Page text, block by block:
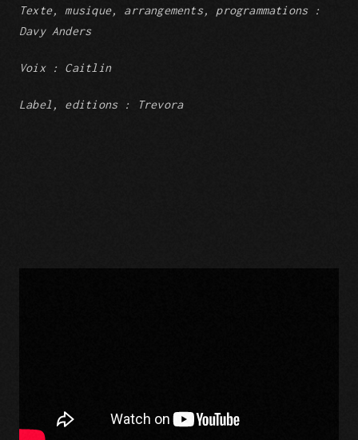
Texte, musique, arrangements, programmations :
Davy Anders
Voix : Caitlin
Label, editions : Trevora